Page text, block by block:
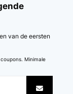
van de eersten
Minimale